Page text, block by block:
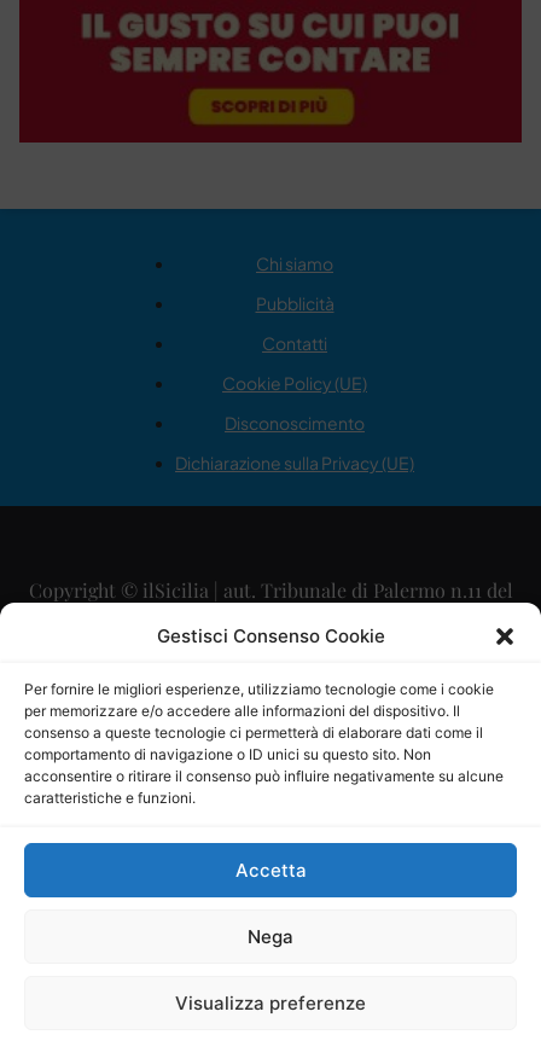
Gestisci Consenso Cookie
Per fornire le migliori esperienze, utilizziamo tecnologie come i cookie
per memorizzare e/o accedere alle informazioni del dispositivo. Il
consenso a queste tecnologie ci permetterà di elaborare dati come il
comportamento di navigazione o ID unici su questo sito. Non
acconsentire o ritirare il consenso può influire negativamente su alcune
caratteristiche e funzioni.
Accetta
Nega
Visualizza preferenze
Chi siamo
Pubblicità
Contatti
Cookie Policy (UE)
Disconoscimento
Dichiarazione sulla Privacy (UE)
Copyright © ilSicilia | aut. Tribunale di Palermo n.11 del
29/09/2015
Direttore Editoriale: Maurizio Scaglione
Direttore Responsabile: Maria Calabrese
P.IVA: 06334930820
Mercurio Comunicazione Società Cooperativa a r.l. è
iscritta al Registro degli Operatori di Comunicazione al
Sito gestito daLa Digitale srl–info@ladigitale.it